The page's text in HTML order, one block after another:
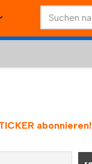
abonnieren!